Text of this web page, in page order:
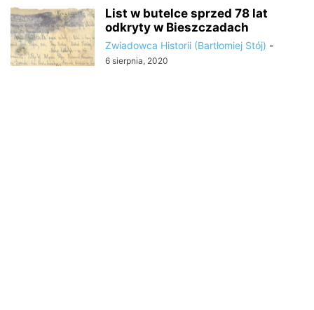
List w butelce sprzed 78 lat
odkryty w Bieszczadach
Zwiadowca Historii (Bartłomiej Stój) -
6 sierpnia, 2020